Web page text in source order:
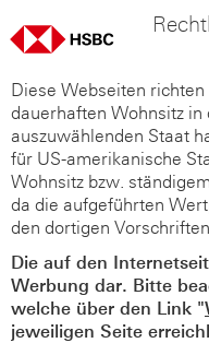
Diese Webseiten
dauerhaften Wohnsitz
auszuwählenden Staat
für US-amerikanische
Wohnsitz bzw.
da die aufgeführten
den dortigen
Die auf den
Werbung dar. Bitte
welche über den Link "
jeweiligen Seite